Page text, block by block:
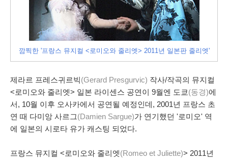
깜찍한 '프랑스 뮤지컬 <로미오와 줄리엣> 2011년 일본판 줄리엣'
제라르 프레스귀르빅(Gerard Presgurvic) 작사/작곡의 뮤지컬
<로미오와 줄리엣> 일본 라이센스 공연이 9월엔 도쿄(동경)에
서, 10월 이후 오사카에서 공연될 예정인데, 2001년 프랑스 초
연 때 다미앙 사르그(Damien Sargue)가 연기했던 '로미오' 역
에 일본의 시로타 유가 캐스팅 되었다.
프랑스 뮤지컬 <로미오와 줄리엣(Romeo et Juliette)> 2011년